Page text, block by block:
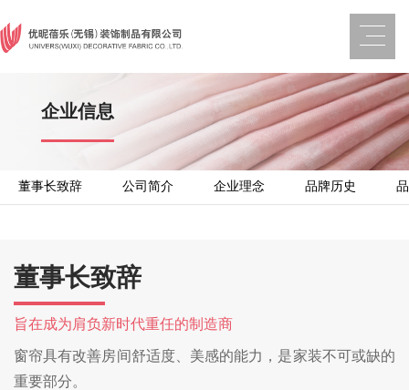
企业信息
董事长致辞 公司简介 企业理念 品牌历史
董事长致辞
旨在成为肩负新时代重任的制造商
窗帘具有改善房间舒适度、美感的能力，是家装不可或缺的
重要部分。